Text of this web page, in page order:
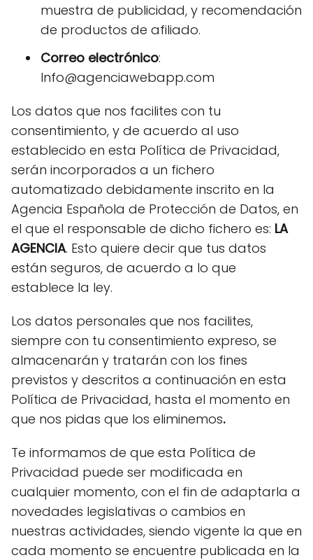
muestra de publicidad, y recomendación
de productos de afiliado.
Correo electrónico:
Info@agenciawebapp.com
Los datos que nos facilites con tu
consentimiento, y de acuerdo al uso
establecido en esta Política de Privacidad,
serán incorporados a un fichero
automatizado debidamente inscrito en la
Agencia Española de Protección de Datos, en
el que el responsable de dicho fichero es: LA
AGENCIA. Esto quiere decir que tus datos
están seguros, de acuerdo a lo que
establece la ley.
Los datos personales que nos facilites,
siempre con tu consentimiento expreso, se
almacenarán y tratarán con los fines
previstos y descritos a continuación en esta
Política de Privacidad, hasta el momento en
que nos pidas que los eliminemos.
Te informamos de que esta Política de
Privacidad puede ser modificada en
cualquier momento, con el fin de adaptarla a
novedades legislativas o cambios en
nuestras actividades, siendo vigente la que en
cada momento se encuentre publicada en la